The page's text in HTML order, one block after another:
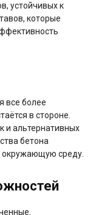
устойчивых к
которые
все более
в стороне.
и альтернативных
бетона
окружающую среду.